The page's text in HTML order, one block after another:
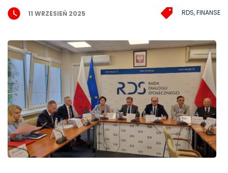
11 WRZESIEŃ 2025 RDS,FINANSE